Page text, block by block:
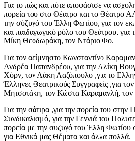
Για το πώς και πότε αποφάσισε να
πορεία του στο Θέατρο και το Θέατρο
την σύζυγό του Έλλη Φωτίου, για τον
και παιδαγωγικό ρόλο του Θεάτρου, για
Μίκη Θεοδωράκη, τον Ντάριο Φο.
Για τον αείμνηστο Κωνσταντίνο
Ανδρέα Παπανδρέου, για την Αλίκη
Χόρν, τον Λάκη Λαζόπουλο ,για το
Έλληνες Θεατρικούς Συγγραφείς ,για
Μητσοτάκη, τον Κώστα Καραμανλή, τον
Για την σάτιρα ,για την πορεία του στην
Συνδικαλισμό, για την Γεννιά του
πορεία με την συζυγό του Έλλη Φωτίου
για Εθνικά μας Θέματα και άλλα πολλά.